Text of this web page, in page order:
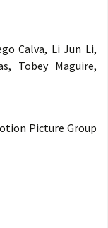
Calva, Li Jun Li,
Tobey Maguire,
Picture Group